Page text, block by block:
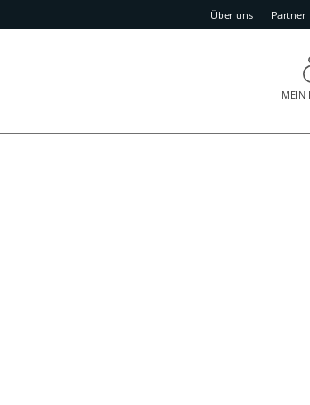
Über uns Partner
MEIN